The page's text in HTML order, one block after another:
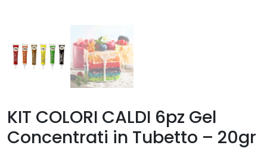
KIT COLORI CALDI 6pz Gel
Concentrati in Tubetto – 20gr